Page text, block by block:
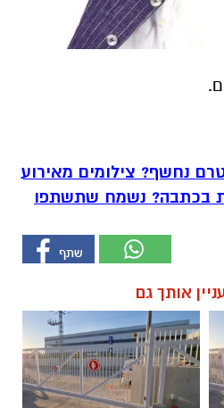
נחשף? צילומים מאירוע
בכתבה? נשמח שתשתפו
אותך גם